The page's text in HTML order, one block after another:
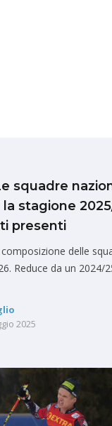
squadre
la stagione
presenti
delle
Reduce da un 2024/
2025